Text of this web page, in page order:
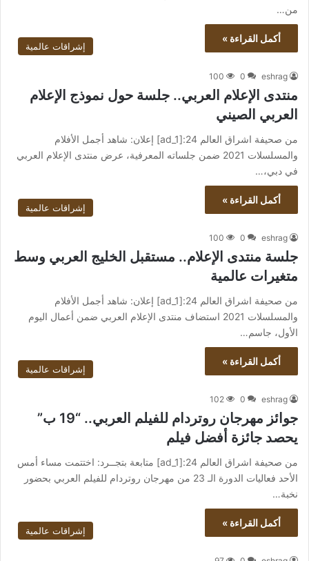
من…
أكمل القراءة »
إشراقات عالمية
eshrag
0
100
منتدى الإعلام العربي.. جلسة حول نموذج الإعلام
العربي الصيني
من صحيفة اشراق العالم 24:[ad_1] إعلان: شاهد أجمل الأفلام
والمسلسلات 2021 ضمن جلساته المعرفية، عرض منتدى الإعلام العربي
في دبي،…
أكمل القراءة »
إشراقات عالمية
eshrag
0
100
جلسة منتدى الإعلام.. مستقبل الخليج العربي وسط
متغيرات عالمية
من صحيفة اشراق العالم 24:[ad_1] إعلان: شاهد أجمل الأفلام
والمسلسلات 2021 استضاف منتدى الإعلام العربي ضمن أعمال اليوم
الأول، جاسم…
أكمل القراءة »
إشراقات عالمية
eshrag
0
102
جوائز مهرجان روتردام للفيلم العربي.. “19 ب”
يحصد جائزة أفضل فيلم
من صحيفة اشراق العالم 24:[ad_1] متابعة بتجــرد: اختتمت مساء أمس
الأحد فعاليات الدورة الـ 23 من مهرجان روتردام للفيلم العربي بحضور
نخبة…
أكمل القراءة »
إشراقات عالمية